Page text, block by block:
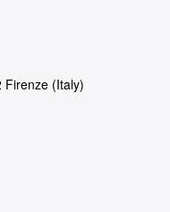
Firenze (Italy)